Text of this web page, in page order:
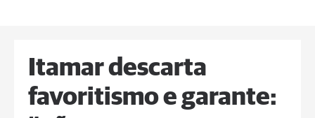
Itamar descarta
favoritismo e garante: